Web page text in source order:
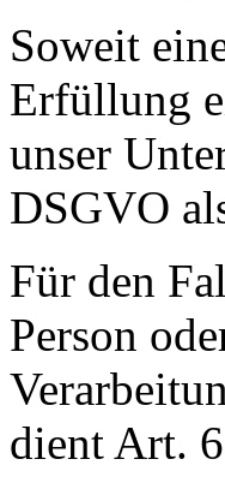
Soweit
Erfüllung
unser
DSGVO
Für den
Person
dient Art.